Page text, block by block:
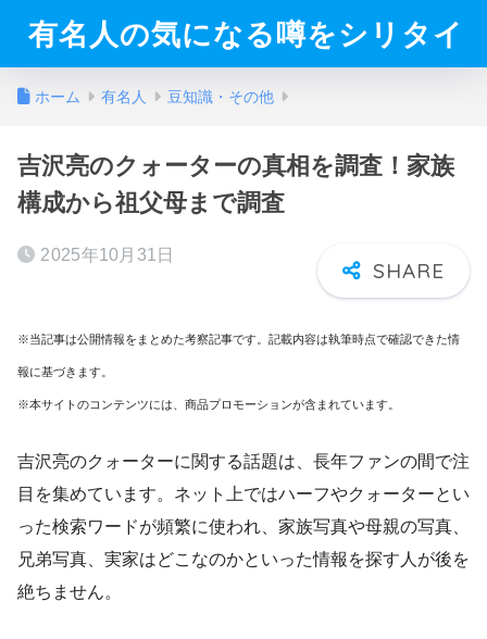
有名人の気になる噂をシリタイ
ホーム 有名人 豆知識・その他
吉沢亮のクォーターの真相を調査！家族
構成から祖父母まで調査
2025年10月31日
※当記事は公開情報をまとめた考察記事です。記載内容は執筆時点で確認できた情
報に基づきます。
※本サイトのコンテンツには、商品プロモーションが含まれています。
吉沢亮のクォーターに関する話題は、長年ファンの間で注
目を集めています。ネット上ではハーフやクォーターとい
った検索ワードが頻繁に使われ、家族写真や母親の写真、
兄弟写真、実家はどこなのかといった情報を探す人が後を
絶ちません。